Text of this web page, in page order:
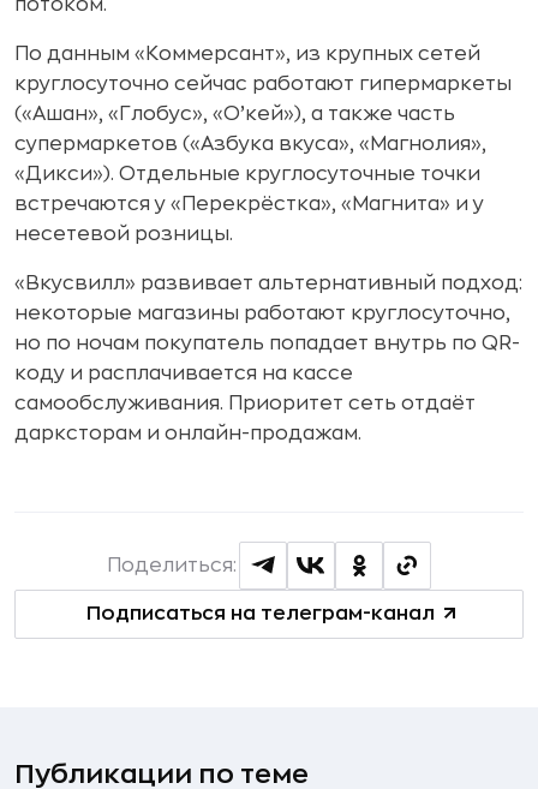
потоком.
По данным «Коммерсант», из крупных сетей
круглосуточно сейчас работают гипермаркеты
(«Ашан», «Глобус», «О’кей»), а также часть
супермаркетов («Азбука вкуса», «Магнолия»,
«Дикси»). Отдельные круглосуточные точки
встречаются у «Перекрёстка», «Магнита» и у
несетевой розницы.
«Вкусвилл» развивает альтернативный подход:
некоторые магазины работают круглосуточно,
но по ночам покупатель попадает внутрь по QR-
коду и расплачивается на кассе
самообслуживания. Приоритет сеть отдаёт
дарксторам и онлайн-продажам.
Подписаться на телеграм-канал
Поделиться:
Публикации по теме